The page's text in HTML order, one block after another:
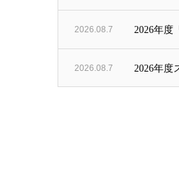
2026.08.7 2026年度
2026.08.7 2026年度